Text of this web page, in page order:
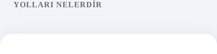
YOLLARI NELERDIR